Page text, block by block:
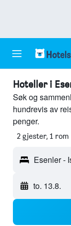
Hoteller i
Søk og
hundrevis av
penger.
2 gjester, 1 rom
Esenler -
to. 13.8.